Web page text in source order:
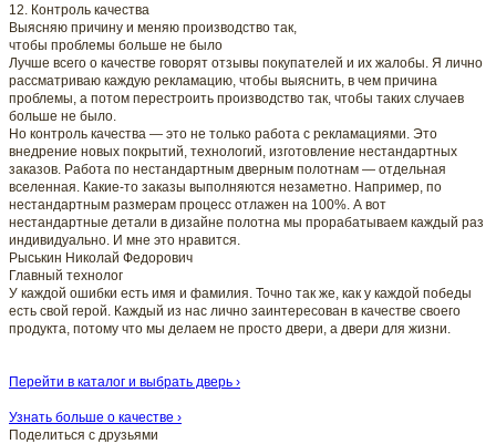
12. Контроль качества
Выясняю причину и меняю производство так,
чтобы проблемы больше не было
Лучше всего о качестве говорят отзывы покупателей и их жалобы. Я лично
рассматриваю каждую рекламацию, чтобы выяснить, в чем причина
проблемы, а потом перестроить производство так, чтобы таких случаев
больше не было.
Но контроль качества — это не только работа с рекламациями. Это
внедрение новых покрытий, технологий, изготовление нестандартных
заказов. Работа по нестандартным дверным полотнам — отдельная
вселенная. Какие-то заказы выполняются незаметно. Например, по
нестандартным размерам процесс отлажен на 100%. А вот
нестандартные детали в дизайне полотна мы прорабатываем каждый раз
индивидуально. И мне это нравится.
Рыськин Николай Федорович
Главный технолог
У каждой ошибки есть имя и фамилия. Точно так же, как у каждой победы
есть свой герой. Каждый из нас лично заинтересован в качестве своего
продукта, потому что мы делаем не просто двери, а двери для жизни.
Перейти в каталог и выбрать дверь ›
Узнать больше о качестве ›
Поделиться с друзьями